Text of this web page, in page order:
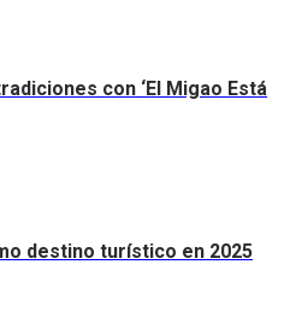
con ‘El Migao Está
destino turístico en 2025